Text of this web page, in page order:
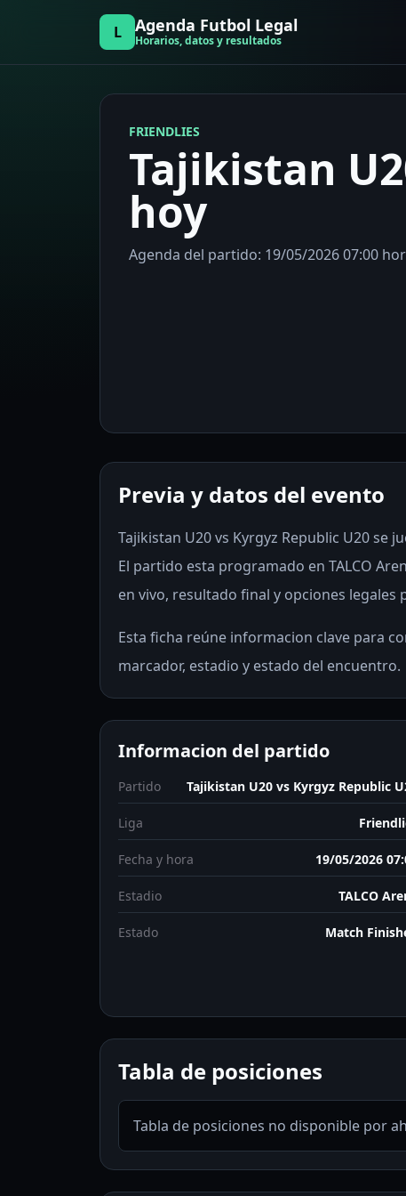
L Agenda Futbol Legal
Horarios, datos y resultados
FRIENDLIES
Tajikistan
hoy
Agenda del partido: 19/05/2026 07:00
Previa y datos del evento
Tajikistan U20 vs Kyrgyz Republic U20 se
El partido esta programado en TALCO
en vivo, resultado final y opciones legales
Esta ficha reúne informacion clave para
marcador, estadio y estado del encuentro.
Informacion del partido
Partido Tajikistan U20 vs Kyrgyz Republic
Liga
Fecha y hora 19/05/2026
Estadio TALCO
Estado Match
Tabla de posiciones
Tabla de posiciones no disponible por